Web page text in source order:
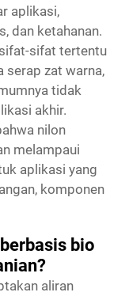
aplikasi,
dan ketahanan.
sifat tertentu
serap zat warna,
tidak
akhir.
nilon
melampaui
aplikasi yang
komponen
bio
aliran